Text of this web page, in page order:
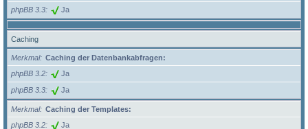
phpBB 3.3 Ja
Caching
Merkmal
Caching der Datenbankabfragen:
phpBB 3.2
Ja
phpBB 3.3 Ja
Merkmal
Caching der Templates:
phpBB 3.2
Ja